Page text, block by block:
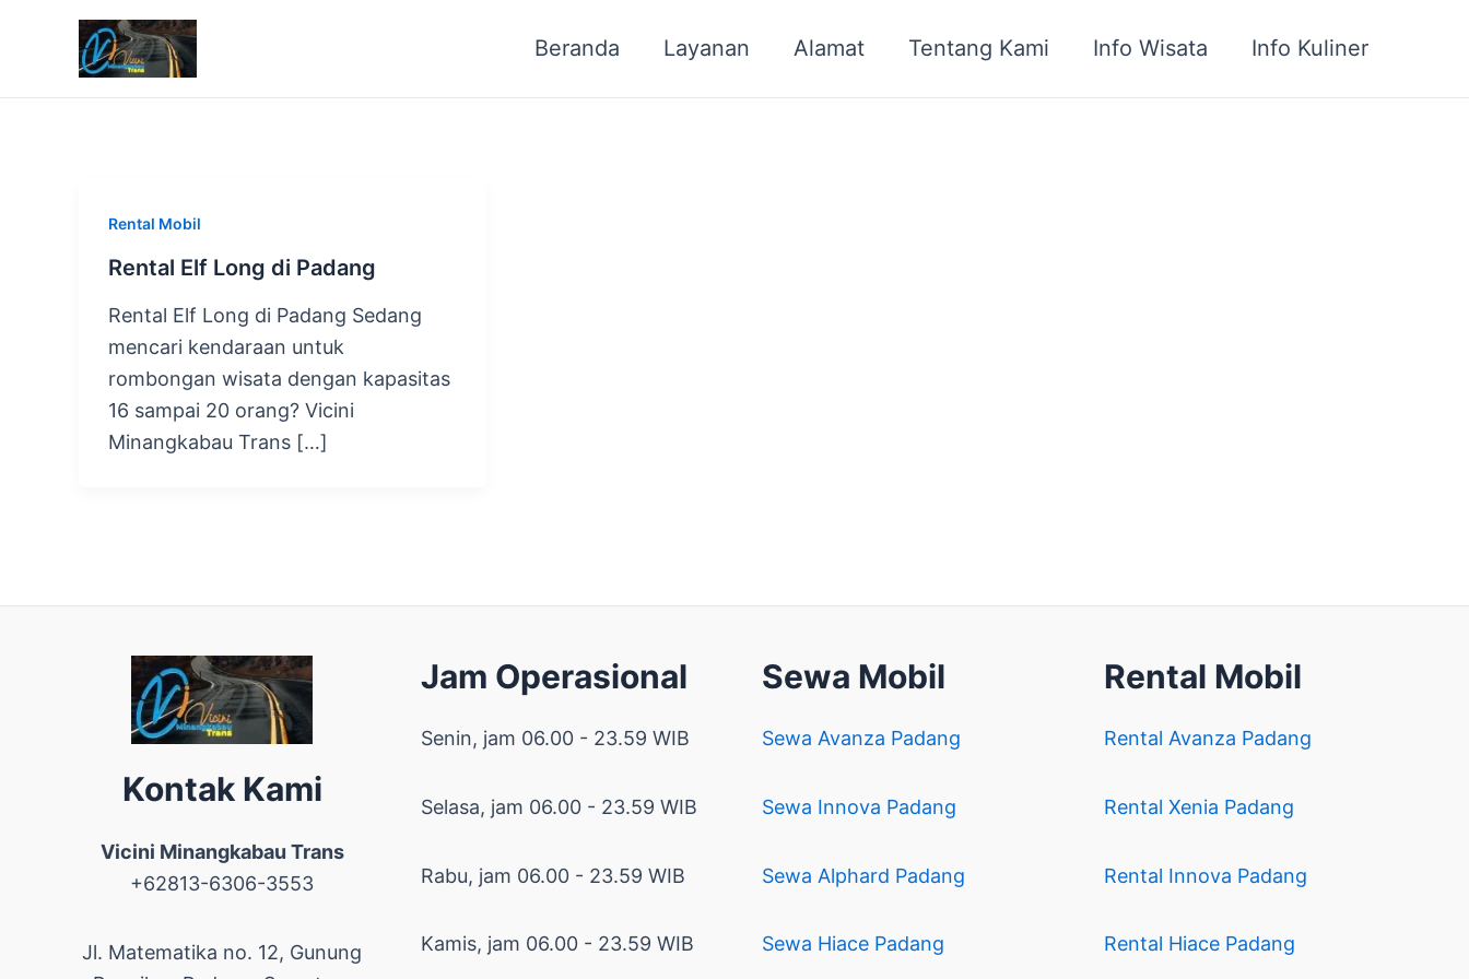
Beranda Layanan Alamat Tentang Kami Info Wisata Info Kuliner
Rental Mobil
Rental Elf Long di Padang
Rental Elf Long di Padang Sedang
mencari kendaraan untuk
rombongan wisata dengan kapasitas
16 sampai 20 orang? Vicini
Minangkabau Trans […]
Kontak Kami
Vicini Minangkabau Trans
+62813-6306-3553
Jl. Matematika no. 12, Gunung
Jam Operasional
Senin, jam 06.00 - 23.59 WIB
Selasa, jam 06.00 - 23.59 WIB
Rabu, jam 06.00 - 23.59 WIB
Kamis, jam 06.00 - 23.59 WIB
Sewa Mobil
Sewa Avanza Padang
Sewa Innova Padang
Sewa Alphard Padang
Sewa Hiace Padang
Rental Mobil
Rental Avanza Padang
Rental Xenia Padang
Rental Innova Padang
Rental Hiace Padang